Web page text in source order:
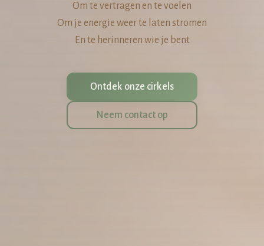
Om te vertragen en te voelen
Om je energie weer te laten stromen
En te herinneren wie je bent
Ontdek onze cirkels
Neem contact op